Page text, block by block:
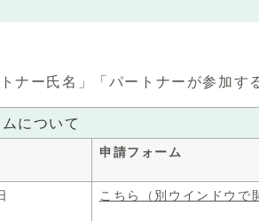
ナー氏名」「パートナーが参加す
について
申請フォーム
こちら （別ウインドウで